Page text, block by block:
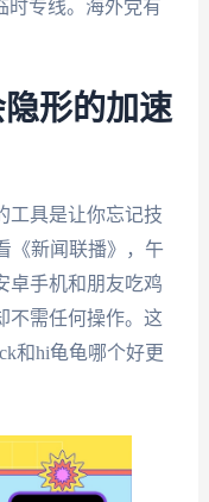
时专线。海外党有
形的加速
工具是让你忘记技
《新闻联播》，午
卓手机和朋友吃鸡
不需任何操作。这
和hi龟龟哪个好更